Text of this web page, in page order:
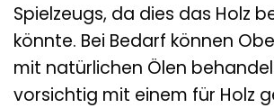
Spielzeugs, da dies das Holz
könnte. Bei Bedarf können
mit natürlichen Ölen
vorsichtig mit einem für Holz